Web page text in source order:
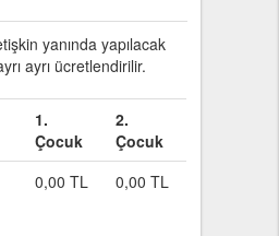
yanında yapılacak
ayrı ücretlendirilir.
1.
Çocuk
2.
Çocuk
0,00 TL 0,00 TL